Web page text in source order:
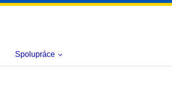
Spolupráce